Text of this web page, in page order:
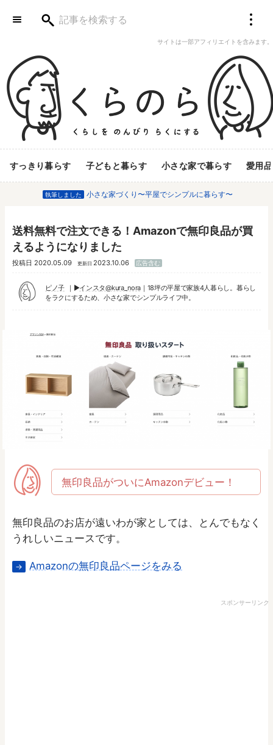
サイトは一部アフィリエイトを含みます。
すっきり暮らす 子どもと暮らす 小さな家で暮らす 愛用品
執筆しました 小さな家づくり〜平屋でシンプルに暮らす〜
送料無料で注文できる！Amazonで無印良品が買
えるようになりました
投稿日 2020.05.09 更新日 2023.10.06 広告含む
ピノ子 ▶︎インスタ@kura_nora｜18坪の平屋で家族4人暮らし。暮らし
をラクにするため、小さな家でシンプルライフ中。
無印良品がついにAmazonデビュー！
無印良品のお店が遠いわが家としては、とんでもなく
うれしいニュースです。
→ Amazonの無印良品ページをみる
スポンサーリンク